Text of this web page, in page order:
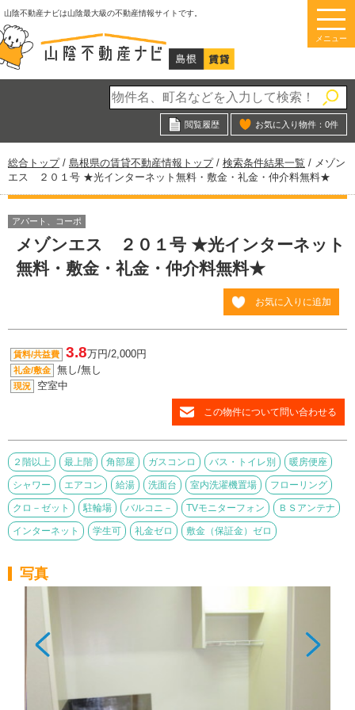
このページの本文へ
山陰不動産ナビは山陰最大級の不動産情報サイトです。
メニュー
閲覧履歴 お気に入り物件： 0件
現
在
の
置：
総合トップ/ 島根県の賃貸不動産情報トップ/ 検索条件結果一覧 / メゾン
エス ２０１号 ★光インターネット無料・敷金・礼金・仲介料無料★
アパート、コーポ
メゾンエス ２０１号 ★光インターネット
無料・敷金・礼金・仲介料無料★
お気に入りに追加
賃料/共益費 3.8万円/2,000円
礼金/敷金 無し/無し
現況 空室中
この物件について問い合わせる
２階以上 最上階 角部屋 ガスコンロ バス・トイレ別 暖房便座
シャワー エアコン 給湯 洗面台 室内洗濯機置場 フローリング
クロ－ゼット 駐輪場 バルコニ－ TVモニターフォン ＢＳアンテナ
インターネット 学生可 礼金ゼロ 敷金（保証金）ゼロ
写真